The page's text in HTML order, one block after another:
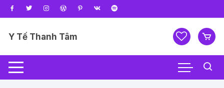
Y Tế Thanh Tâm